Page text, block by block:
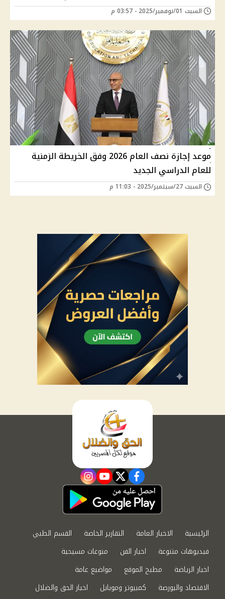
السبت 01/نوفمبر/2025 - 03:57 م
موعد إجازة نصف العام 2026 وفق الخريطة الزمنية
للعام الدراسي الجديد
السبت 27/سبتمبر/2025 - 11:03 م
facebook
twitter
youtube
instagram
الرئيسية الاخبار العامة التقارير الخاصة
القسم الطبي
فيديوهات متنوعة
اخبار الفن
منوعات مسيحية
اخبار الرياضة
مطبخ الموقع
مواضيع عامة
الاقتصاد والبورصة
كمبيوتر وموبايل اخبار الحق والضلال